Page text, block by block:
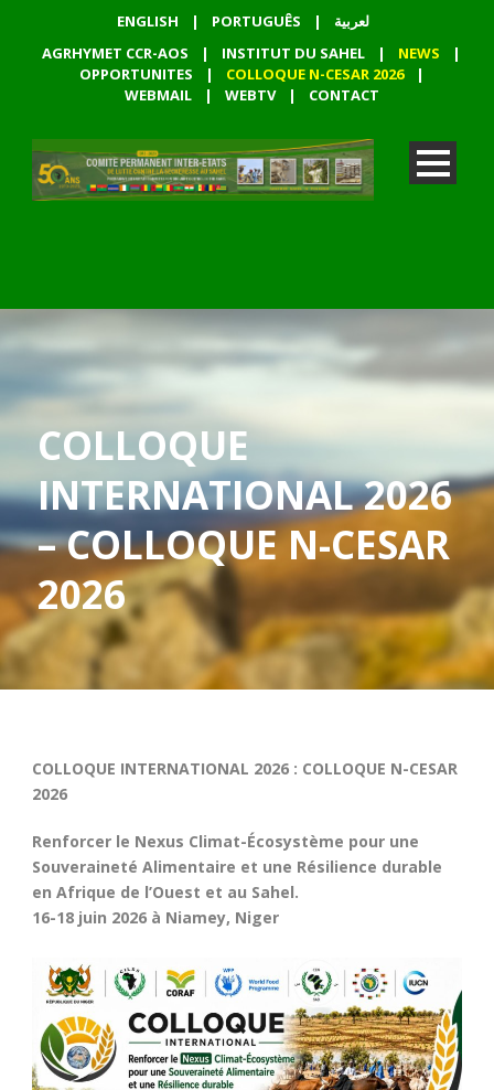
ENGLISH | PORTUGUÊS |
لعربية
AGRHYMET CCR-AOS
| INSTITUT DU SAHEL | NEWS
|
OPPORTUNITES
| COLLOQUE N-CESAR 2026
|
WEBMAIL
| WEBTV | CONTACT
COLLOQUE
INTERNATIONAL 2026
– COLLOQUE N-CESAR
2026
COLLOQUE INTERNATIONAL 2026 : COLLOQUE N-CESAR
2026
Renforcer le Nexus Climat-Écosystème pour une
Souveraineté Alimentaire et une Résilience durable
en Afrique de l’Ouest et au Sahel.
16-18 juin 2026 à Niamey, Niger